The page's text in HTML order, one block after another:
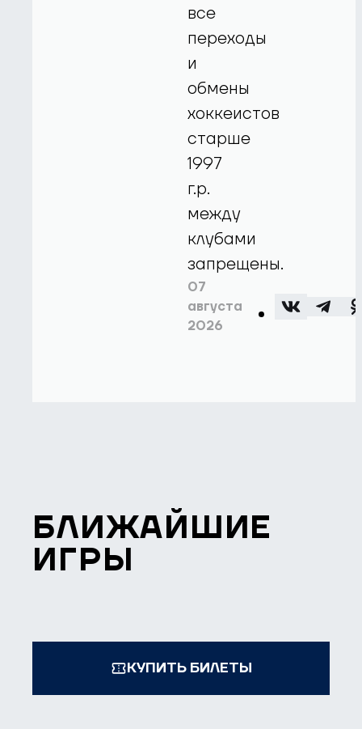
все
переходы
и
обмены
хоккеистов
старше
1997
г.р.
между
клубами
запрещены.
07
августа
2026
БЛИЖАЙШИЕ
ИГРЫ
КУПИТЬ БИЛЕТЫ